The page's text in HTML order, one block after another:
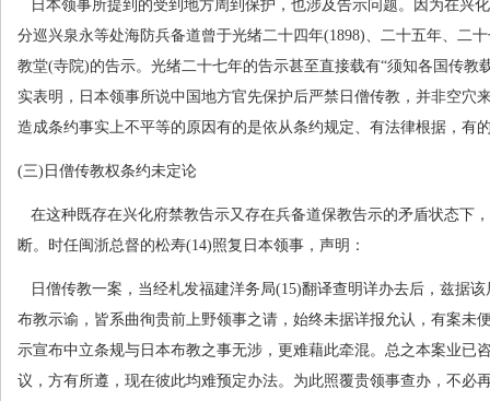
日本领事所提到的受到地方周到保护，也涉及告示问题。因为在兴
分巡兴泉永等处海防兵备道曾于光绪二十四年(1898)、二十五年、二
教堂(寺院)的告示。光绪二十七年的告示甚至直接载有“须知各国传教
实表明，日本领事所说中国地方官先保护后严禁日僧传教，并非空穴
造成条约事实上不平等的原因有的是依从条约规定、有法律根据，有
(三) 日僧传教权条约未定论
在这种既存在兴化府禁教告示又存在兵备道保教告示的矛盾状态下
断。时任闽浙总督的松寿(14)照复日本领事，声明：
日僧传教一案，当经札发福建洋务局(15)翻译查明详办去后，兹据
布教示谕，皆系曲徇贵前上野领事之请，始终未据详报允认，有案未
示宣布中立条规与日本布教之事无涉，更难藉此牵混。总之本案业已
议，方有所遵，现在彼此均难预定办法。为此照覆贵领事查办，不必